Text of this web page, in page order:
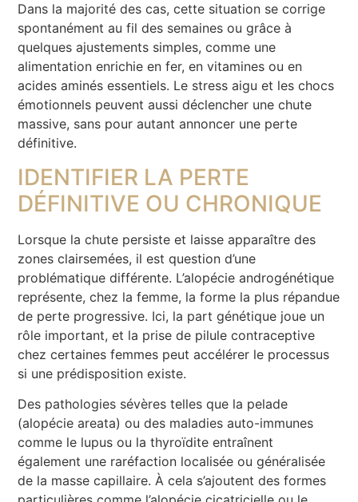
Dans la majorité des cas, cette situation se corrige
spontanément au fil des semaines ou grâce à
quelques ajustements simples, comme une
alimentation enrichie en fer, en vitamines ou en
acides aminés essentiels. Le stress aigu et les chocs
émotionnels peuvent aussi déclencher une chute
massive, sans pour autant annoncer une perte
définitive.
IDENTIFIER LA PERTE
DÉFINITIVE OU CHRONIQUE
Lorsque la chute persiste et laisse apparaître des
zones clairsemées, il est question d’une
problématique différente. L’alopécie androgénétique
représente, chez la femme, la forme la plus répandue
de perte progressive. Ici, la part génétique joue un
rôle important, et la prise de pilule contraceptive
chez certaines femmes peut accélérer le processus
si une prédisposition existe.
Des pathologies sévères telles que la pelade
(alopécie areata) ou des maladies auto-immunes
comme le lupus ou la thyroïdite entraînent
également une raréfaction localisée ou généralisée
de la masse capillaire. À cela s’ajoutent des formes